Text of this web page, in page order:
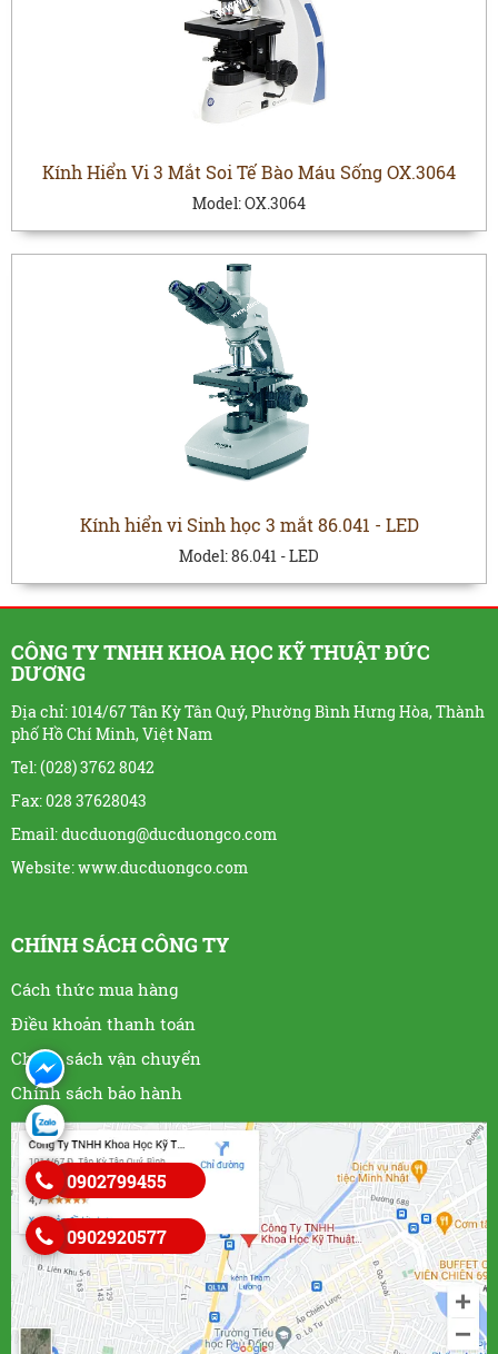
Kính Hiển Vi 3 Mắt Soi Tế Bào Máu Sống OX.3064
Model:OX.3064
Kính hiển vi Sinh học 3 mắt 86.041 - LED
Model:86.041 - LED
CÔNG TY TNHH KHOA HỌC KỸ THUẬT ĐỨC
DƯƠNG
Địa chỉ: 1014/67 Tân Kỳ Tân Quý, Phường Bình Hưng Hòa, Thành
phố Hồ Chí Minh, Việt Nam
Tel: (028) 3762 8042
Fax: 028 37628043
Email: ducduong@ducduongco.com
Website:www.ducduongco.com
CHÍNH SÁCH CÔNG TY
Cách thức mua hàng
Điều khoản thanh toán
Chính sách vận chuyển
Chính sách bảo hành
0902799455
0902920577